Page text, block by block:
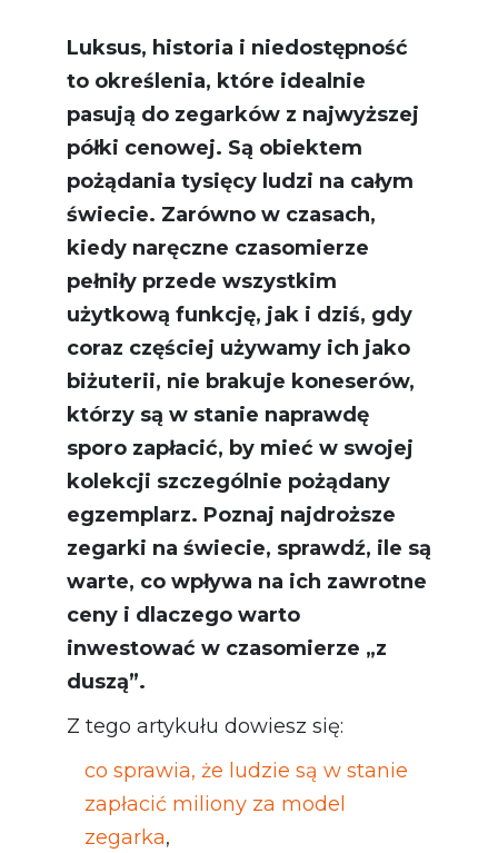
Luksus, historia i niedostępność
to określenia, które idealnie
pasują do zegarków z najwyższej
półki cenowej. Są obiektem
pożądania tysięcy ludzi na całym
świecie. Zarówno w czasach,
kiedy naręczne czasomierze
pełniły przede wszystkim
użytkową funkcję, jak i dziś, gdy
coraz częściej używamy ich jako
biżuterii, nie brakuje koneserów,
którzy są w stanie naprawdę
sporo zapłacić, by mieć w swojej
kolekcji szczególnie pożądany
egzemplarz. Poznaj najdroższe
zegarki na świecie, sprawdź, ile są
warte, co wpływa na ich zawrotne
ceny i dlaczego warto
inwestować w czasomierze „z
duszą”.
Z tego artykułu dowiesz się:
co sprawia, że ludzie są w stanie
zapłacić miliony za model
zegarka,